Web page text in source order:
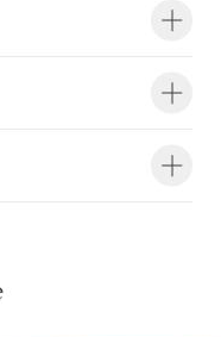
有効巾900mm・m切売り）
り防火上の基準が定められ
ご覧ください。
必ず最新の情報をご確認く